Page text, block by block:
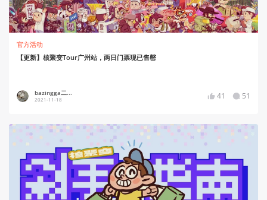
官方活动
【更新】核聚变Tour广州站，两日门票现已售罄
bazingga二...
2021-11-18 41 51